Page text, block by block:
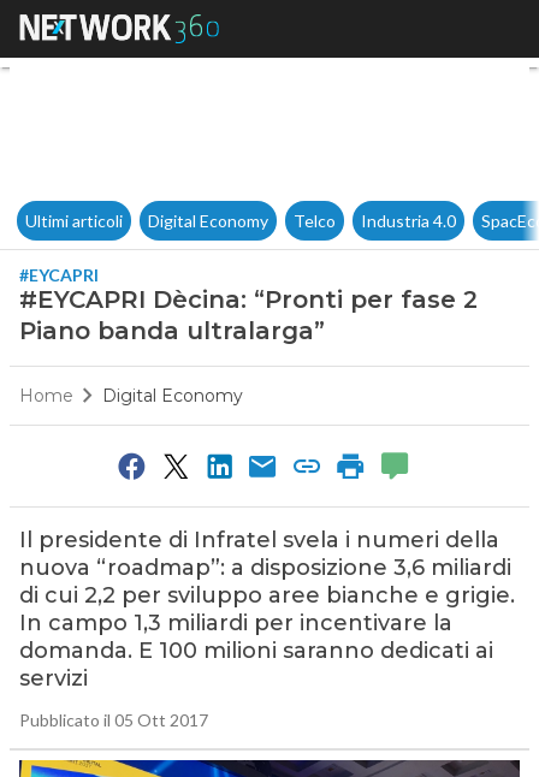
#EYCAPRI Dècina: “Pronti
Ultimi articoli Digital Economy Telco Industria 4.0
#EYCAPRI
#EYCAPRI Dècina: “Pronti per fase 2
Piano banda ultralarga”
Home Digital Economy
Il presidente di Infratel svela i numeri della
nuova “roadmap”: a disposizione 3,6 miliardi
di cui 2,2 per sviluppo aree bianche e grigie.
In campo 1,3 miliardi per incentivare la
domanda. E 100 milioni saranno dedicati ai
servizi
Pubblicato il 05 Ott 2017